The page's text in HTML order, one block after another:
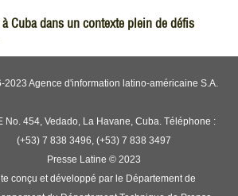
Cuba dans un contexte plein de défis
2023 Agence d'information latino-américaine S.A.
No. 454, Vedado, La Havane, Cuba. Téléphone :
(+53) 7 838 3496, (+53) 7 838 3497
Presse Latine © 2023
conçu et développé par le Département de